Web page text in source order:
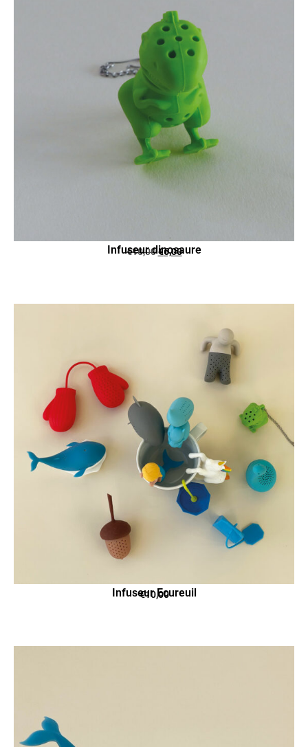
Infuseur dinosaure
€10,00 €6,00
Infuseur Ecureuil
€10,00